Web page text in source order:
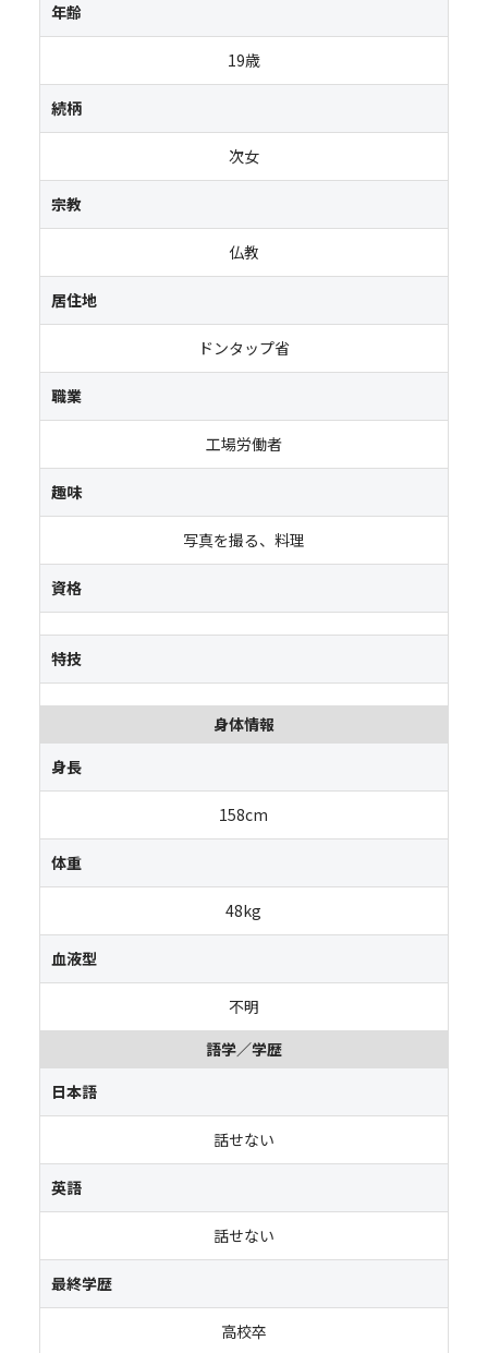
年齢
19歳
続柄
次女
宗教
仏教
居住地
ドンタップ省
職業
工場労働者
趣味
写真を撮る、料理
資格
特技
身体情報
身長
158cm
体重
48kg
血液型
不明
語学／学歴
日本語
話せない
英語
話せない
最終学歴
高校卒